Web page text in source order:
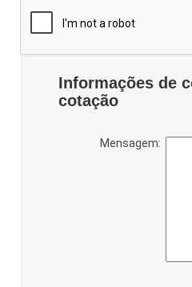
Informações de
cotação
Mensagem: